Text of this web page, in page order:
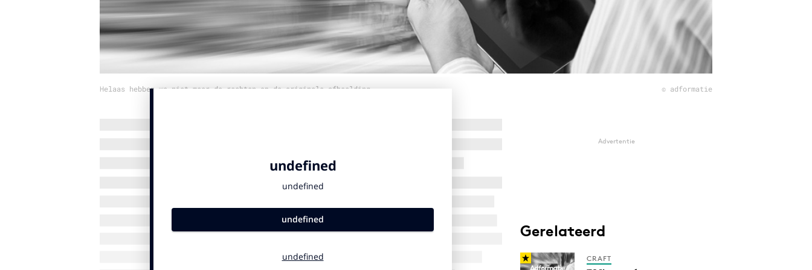
Helaas hebben we niet meer de rechten op de originele afbeelding © adformatie
Advertentie
Gerelateerd
CRAFT